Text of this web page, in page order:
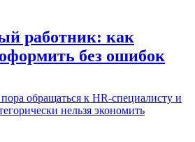
работник: как
без ошибок